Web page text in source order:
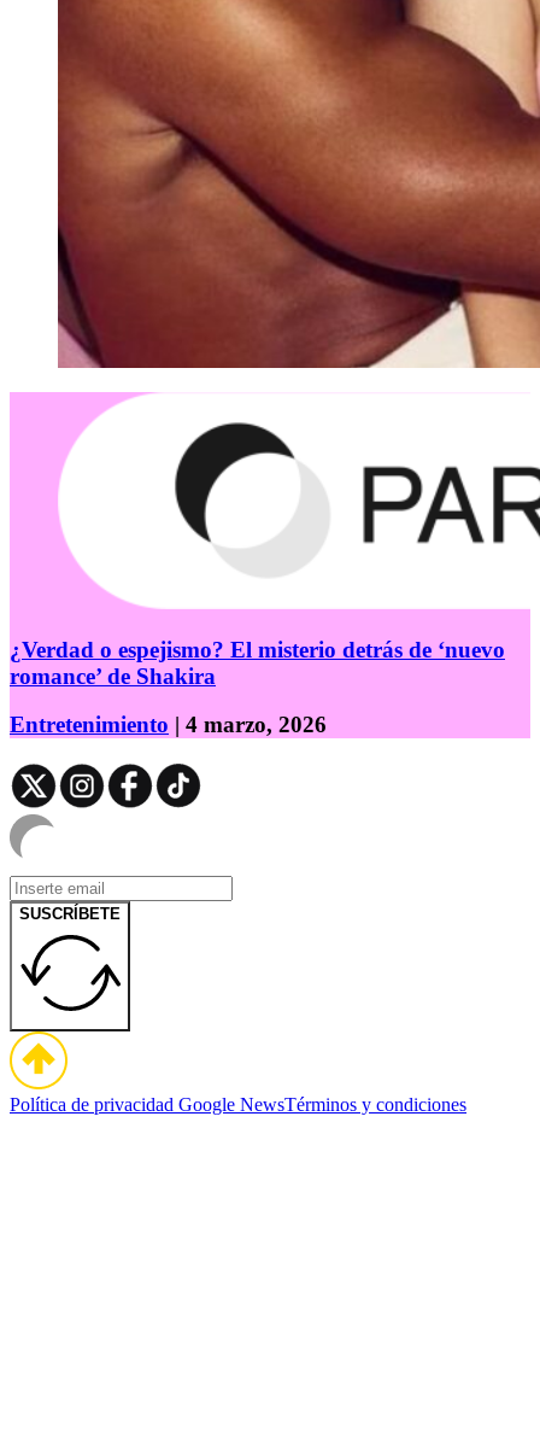
¿Verdad o espejismo? El misterio detrás de ‘nuevo
romance’ de Shakira
Entretenimiento | 4 marzo, 2026
SUSCRÍBETE
Política de privacidad Google NewsTérminos y condiciones